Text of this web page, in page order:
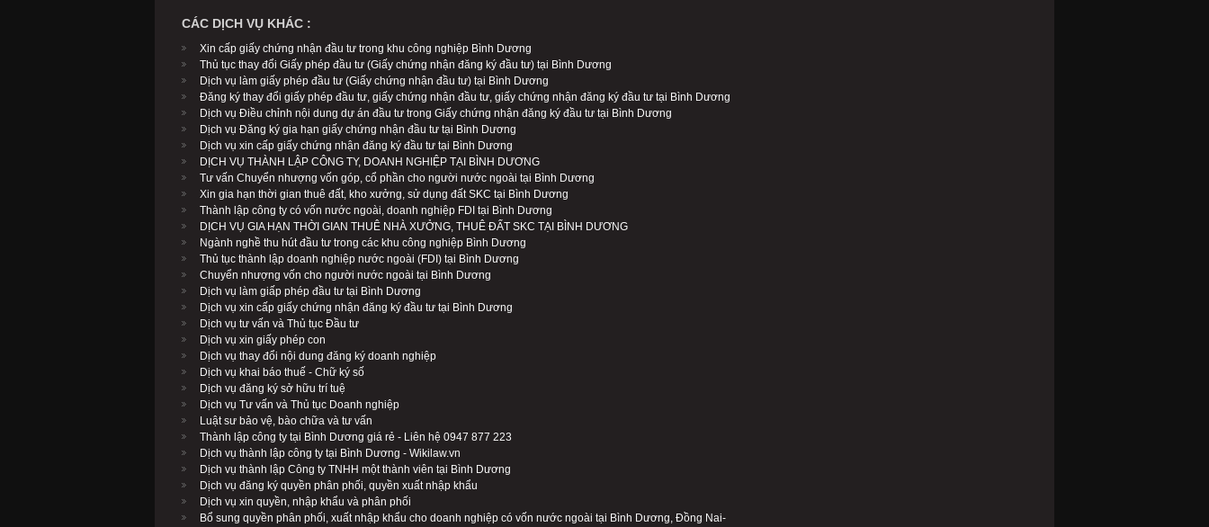
CÁC DỊCH VỤ KHÁC :
Xin cấp giấy chứng nhận đầu tư trong khu công nghiệp Bình Dương
Thủ tục thay đổi Giấy phép đầu tư (Giấy chứng nhận đăng ký đầu tư) tại Bình Dương
Dịch vụ làm giấy phép đầu tư (Giấy chứng nhận đầu tư) tại Bình Dương
Đăng ký thay đổi giấy phép đầu tư, giấy chứng nhận đầu tư, giấy chứng nhận đăng ký đầu tư tại Bình Dương
Dịch vụ Điều chỉnh nội dung dự án đầu tư trong Giấy chứng nhận đăng ký đầu tư tại Bình Dương
Dịch vụ Đăng ký gia hạn giấy chứng nhận đầu tư tại Bình Dương
Dịch vụ xin cấp giấy chứng nhận đăng ký đầu tư tại Bình Dương
DỊCH VỤ THÀNH LẬP CÔNG TY, DOANH NGHIỆP TẠI BÌNH DƯƠNG
Tư vấn Chuyển nhượng vốn góp, cổ phần cho người nước ngoài tại Bình Dương
Xin gia hạn thời gian thuê đất, kho xưởng, sử dụng đất SKC tại Bình Dương
Thành lập công ty có vốn nước ngoài, doanh nghiệp FDI tại Bình Dương
DỊCH VỤ GIA HẠN THỜI GIAN THUÊ NHÀ XƯỞNG, THUÊ ĐẤT SKC TẠI BÌNH DƯƠNG
Ngành nghề thu hút đầu tư trong các khu công nghiệp Bình Dương
Thủ tục thành lập doanh nghiệp nước ngoài (FDI) tại Bình Dương
Chuyển nhượng vốn cho người nước ngoài tại Bình Dương
Dịch vụ làm giấp phép đầu tư tại Bình Dương
Dịch vụ xin cấp giấy chứng nhận đăng ký đầu tư tại Bình Dương
Dịch vụ tư vấn và Thủ tục Đầu tư
Dịch vụ xin giấy phép con
Dịch vụ thay đổi nội dung đăng ký doanh nghiệp
Dịch vụ khai báo thuế - Chữ ký số
Dịch vụ đăng ký sở hữu trí tuệ
Dịch vụ Tư vấn và Thủ tục Doanh nghiệp
Luật sư bảo vệ, bào chữa và tư vấn
Thành lập công ty tại Bình Dương giá rẻ - Liên hệ 0947 877 223
Dịch vụ thành lập công ty tại Bình Dương - Wikilaw.vn
Dịch vụ thành lập Công ty TNHH một thành viên tại Bình Dương
Dịch vụ đăng ký quyền phân phối, quyền xuất nhập khẩu
Dịch vụ xin quyền, nhập khẩu và phân phối
Bổ sung quyền phân phối, xuất nhập khẩu cho doanh nghiệp có vốn nước ngoài tại Bình Dương, Đồng Nai-